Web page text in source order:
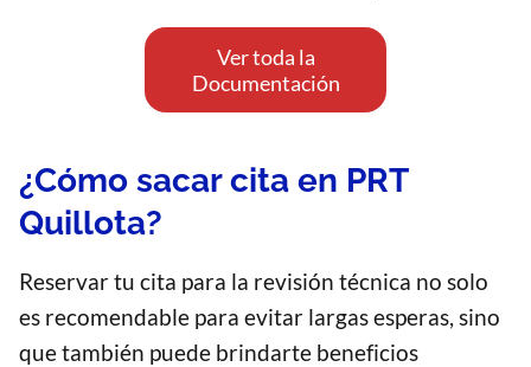
Ver toda la
Documentación
¿Cómo sacar cita en PRT
Quillota?
Reservar tu cita para la revisión técnica no solo
es recomendable para evitar largas esperas, sino
que también puede brindarte beneficios